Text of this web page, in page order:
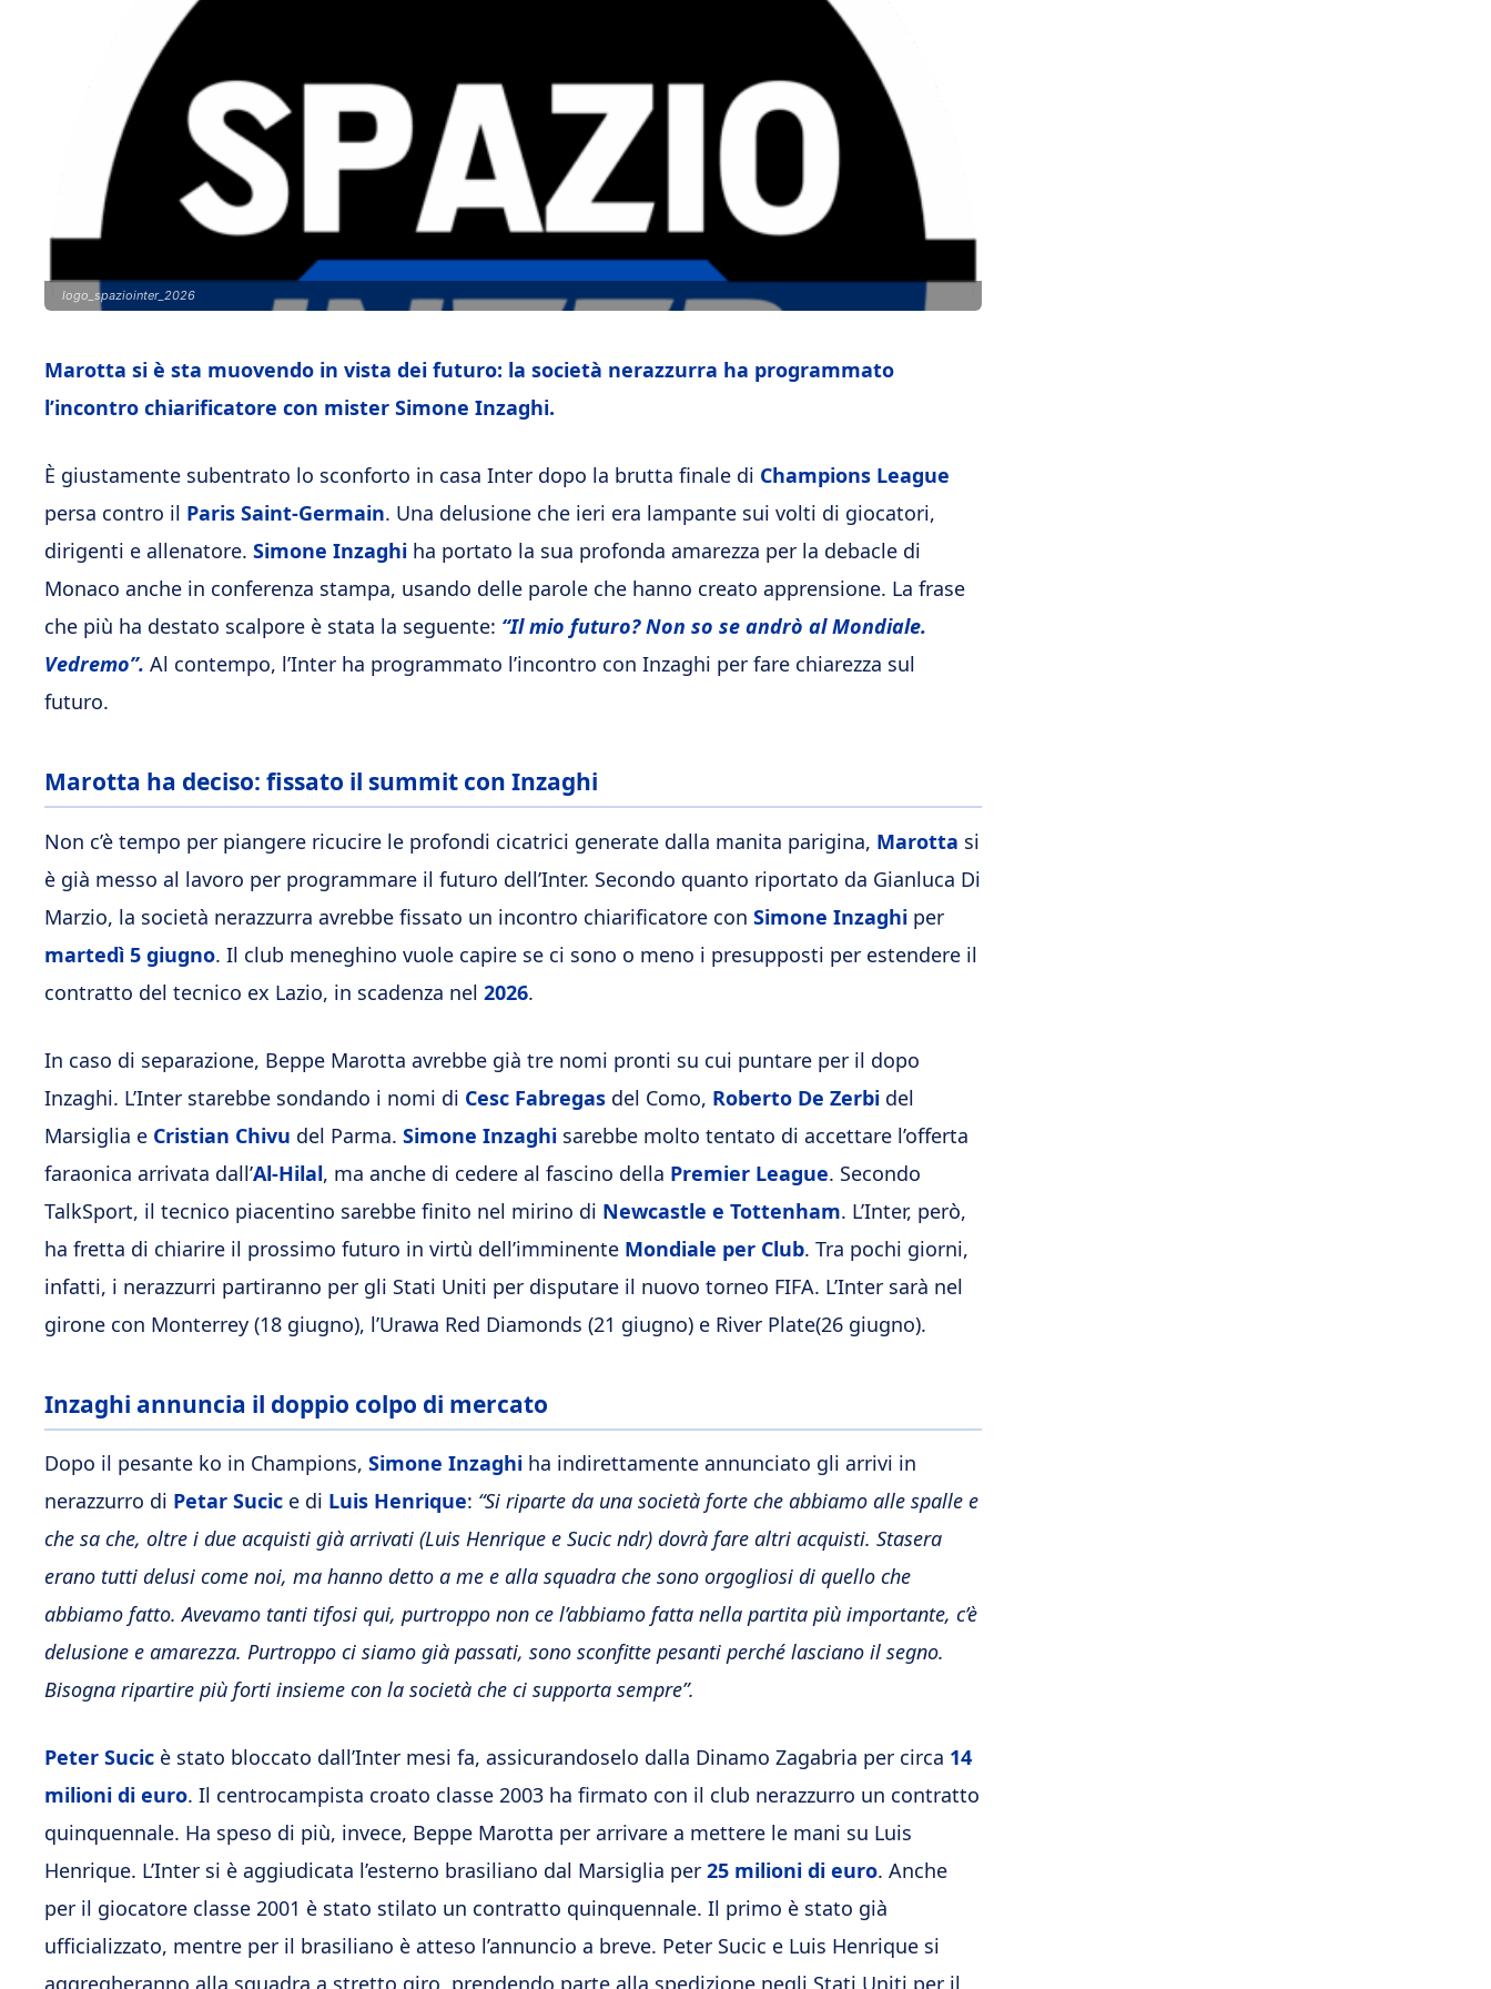
logo_spaziointer_2026
Marotta si è sta muovendo in vista dei futuro: la società nerazzurra ha programmato
l’incontro chiarificatore con mister Simone Inzaghi.
È giustamente subentrato lo sconforto in casa Inter dopo la brutta finale di Champions League
persa contro il Paris Saint-Germain. Una delusione che ieri era lampante sui volti di giocatori,
dirigenti e allenatore. Simone Inzaghi ha portato la sua profonda amarezza per la debacle di
Monaco anche in conferenza stampa, usando delle parole che hanno creato apprensione. La frase
che più ha destato scalpore è stata la seguente: “Il mio futuro? Non so se andrò al Mondiale.
Vedremo”. Al contempo, l’Inter ha programmato l’incontro con Inzaghi per fare chiarezza sul
futuro.
Marotta ha deciso: fissato il summit con Inzaghi
Non c’è tempo per piangere ricucire le profondi cicatrici generate dalla manita parigina, Marotta si
è già messo al lavoro per programmare il futuro dell’Inter. Secondo quanto riportato da Gianluca Di
Marzio, la società nerazzurra avrebbe fissato un incontro chiarificatore con Simone Inzaghi per
martedì 5 giugno. Il club meneghino vuole capire se ci sono o meno i presupposti per estendere il
contratto del tecnico ex Lazio, in scadenza nel 2026.
In caso di separazione, Beppe Marotta avrebbe già tre nomi pronti su cui puntare per il dopo
Inzaghi. L’Inter starebbe sondando i nomi di Cesc Fabregas del Como, Roberto De Zerbi del
Marsiglia e Cristian Chivu del Parma. Simone Inzaghi sarebbe molto tentato di accettare l’offerta
faraonica arrivata dall’Al-Hilal, ma anche di cedere al fascino della Premier League. Secondo
TalkSport, il tecnico piacentino sarebbe finito nel mirino di Newcastle e Tottenham. L’Inter, però,
ha fretta di chiarire il prossimo futuro in virtù dell’imminente Mondiale per Club. Tra pochi giorni,
infatti, i nerazzurri partiranno per gli Stati Uniti per disputare il nuovo torneo FIFA. L’Inter sarà nel
girone con Monterrey (18 giugno), l’Urawa Red Diamonds (21 giugno) e River Plate(26 giugno).
Inzaghi annuncia il doppio colpo di mercato
Dopo il pesante ko in Champions, Simone Inzaghi ha indirettamente annunciato gli arrivi in
nerazzurro di Petar Sucic e di Luis Henrique: “Si riparte da una società forte che abbiamo alle spalle e
che sa che, oltre i due acquisti già arrivati (Luis Henrique e Sucic ndr) dovrà fare altri acquisti. Stasera
erano tutti delusi come noi, ma hanno detto a me e alla squadra che sono orgogliosi di quello che
abbiamo fatto. Avevamo tanti tifosi qui, purtroppo non ce l’abbiamo fatta nella partita più importante, c’è
delusione e amarezza. Purtroppo ci siamo già passati, sono sconfitte pesanti perché lasciano il segno.
Bisogna ripartire più forti insieme con la società che ci supporta sempre”.
Peter Sucic è stato bloccato dall’Inter mesi fa, assicurandoselo dalla Dinamo Zagabria per circa 14
milioni di euro. Il centrocampista croato classe 2003 ha firmato con il club nerazzurro un contratto
quinquennale. Ha speso di più, invece, Beppe Marotta per arrivare a mettere le mani su Luis
Henrique. L’Inter si è aggiudicata l’esterno brasiliano dal Marsiglia per 25 milioni di euro. Anche
per il giocatore classe 2001 è stato stilato un contratto quinquennale. Il primo è stato già
ufficializzato, mentre per il brasiliano è atteso l’annuncio a breve. Peter Sucic e Luis Henrique si
aggregheranno alla squadra a stretto giro, prendendo parte alla spedizione negli Stati Uniti per il